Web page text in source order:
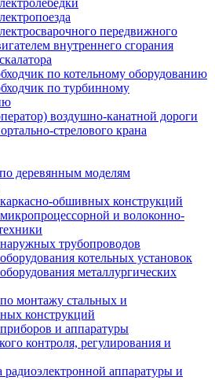
передвижного
внутреннего сгорания
по котельному оборудованию
по турбинному
воздушно-канатной дороги
стрелового крана
деревянным моделям
обшивных конструкций
и волоконно-
трубопроводов
котельных установок
металлургических
монтажу стальных и
конструкций
и аппаратуры
контроля, регулирования и
аппаратуры и